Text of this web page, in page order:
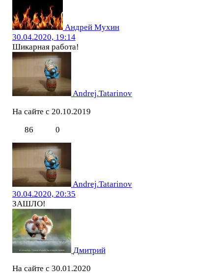
Андрей Мухин
30.04.2020, 19:14
Шикарная работа!
Andrej.Tatarinov
На сайте с 20.10.2019
86
0
Andrej.Tatarinov
30.04.2020, 20:35
ЗАШЛО!
Дмитрий
На сайте с 30.01.2020